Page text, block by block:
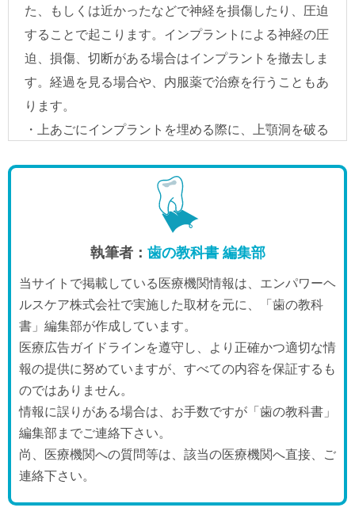
執筆者： 歯の教科書 編集部
当サイトで掲載している医療機関情報は、エンパワーヘ
ルスケア株式会社で実施した取材を元に、「歯の教科
書」編集部が作成しています。
医療広告ガイドラインを遵守し、より正確かつ適切な情
報の提供に努めていますが、すべての内容を保証するも
のではありません。
情報に誤りがある場合は、お手数ですが「歯の教科書」
編集部までご連絡下さい。
尚、医療機関への質問等は、該当の医療機関へ直接、ご
連絡下さい。